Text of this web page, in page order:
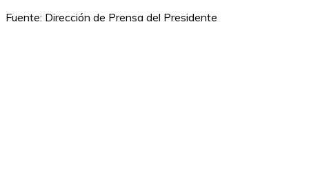
Fuente: Dirección de Prensa del Presidente